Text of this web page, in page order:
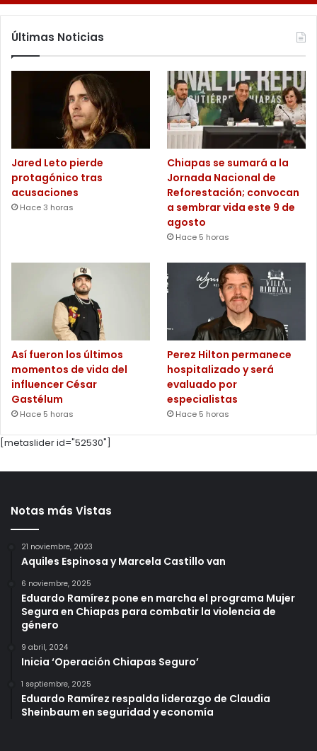
Últimas Noticias
Jared Leto pierde
protagónico tras
acusaciones
Hace 3 horas
Chiapas se sumará a la
Jornada Nacional de
Reforestación; convocan
a sembrar vida este 9 de
agosto
Hace 5 horas
Así fueron los últimos
momentos de vida del
influencer César
Gastélum
Hace 5 horas
Perez Hilton permanece
hospitalizado y será
evaluado por
especialistas
Hace 5 horas
[metaslider id="52530"]
Notas más Vistas
21 noviembre, 2023
Aquiles Espinosa y Marcela Castillo van
6 noviembre, 2025
Eduardo Ramírez pone en marcha el programa Mujer
Segura en Chiapas para combatir la violencia de
género
9 abril, 2024
Inicia ‘Operación Chiapas Seguro’
1 septiembre, 2025
Eduardo Ramírez respalda liderazgo de Claudia
Sheinbaum en seguridad y economía